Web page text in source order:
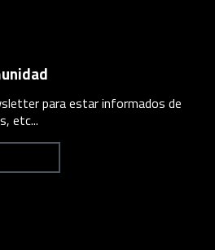
para estar informados de
etc...